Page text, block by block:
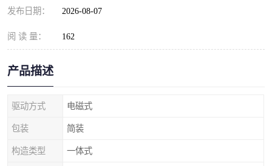
发布日期： 2026-08-07
阅 读 量： 162
产品描述
驱动方式 电磁式
包装 简装
构造类型 一体式